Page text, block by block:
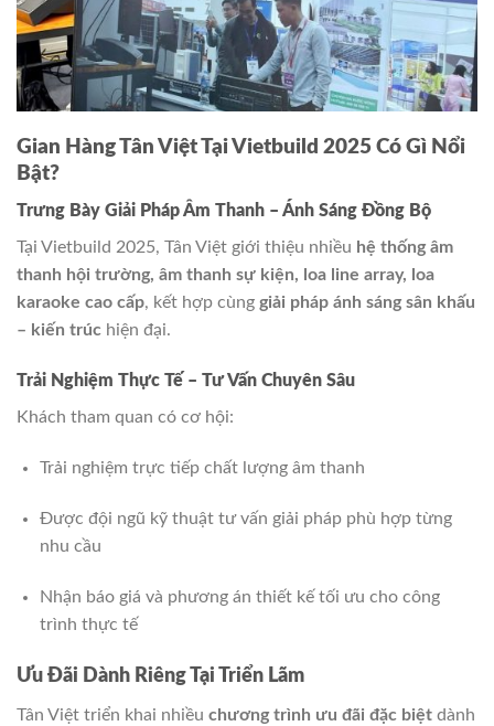
Gian Hàng Tân Việt Tại Vietbuild 2025 Có Gì Nổi
Bật?
Trưng Bày Giải Pháp Âm Thanh – Ánh Sáng Đồng Bộ
Tại Vietbuild 2025, Tân Việt giới thiệu nhiều hệ thống âm
thanh hội trường, âm thanh sự kiện, loa line array, loa
karaoke cao cấp, kết hợp cùng giải pháp ánh sáng sân khấu
– kiến trúc hiện đại.
Trải Nghiệm Thực Tế – Tư Vấn Chuyên Sâu
Khách tham quan có cơ hội:
Trải nghiệm trực tiếp chất lượng âm thanh
Được đội ngũ kỹ thuật tư vấn giải pháp phù hợp từng
nhu cầu
Nhận báo giá và phương án thiết kế tối ưu cho công
trình thực tế
Ưu Đãi Dành Riêng Tại Triển Lãm
Tân Việt triển khai nhiều chương trình ưu đãi đặc biệt dành